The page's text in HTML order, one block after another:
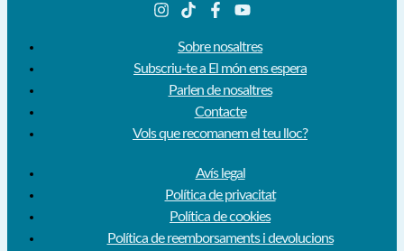
Sobre nosaltres
Subscriu-te a El món ens espera
Parlen de nosaltres
Contacte
Vols que recomanem el teu lloc?
Avís legal
Política de privacitat
Política de cookies
Política de reemborsaments i devolucions